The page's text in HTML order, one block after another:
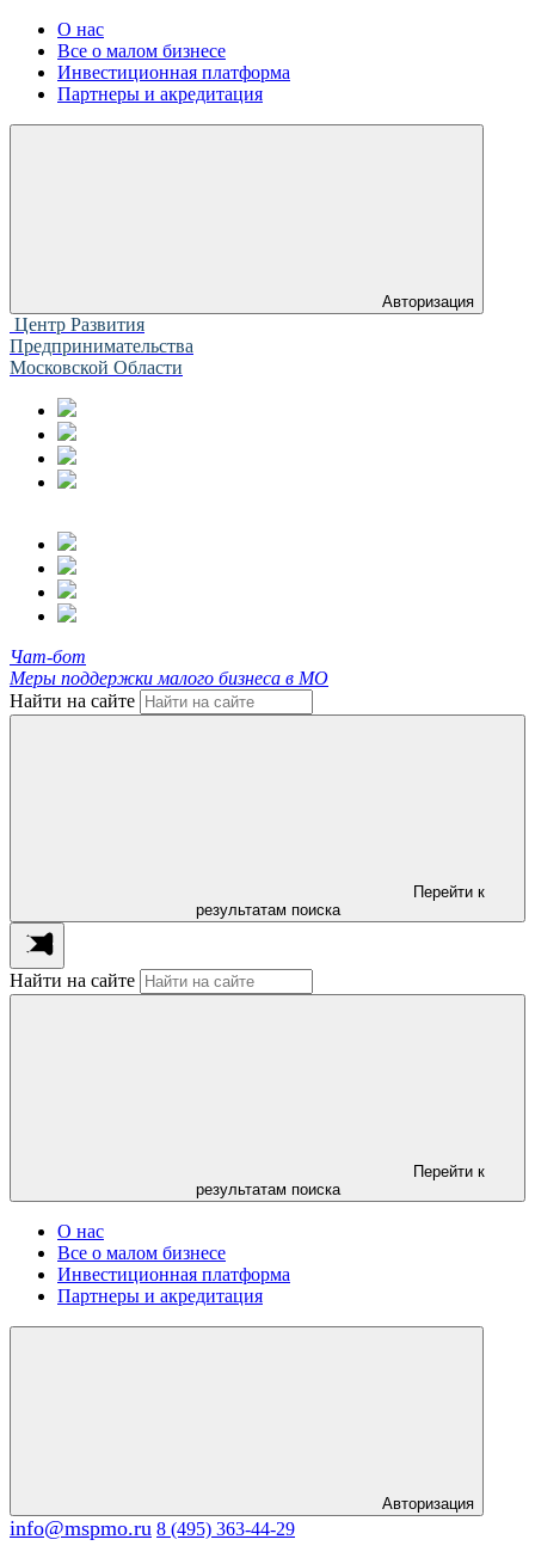
О нас
Все о малом бизнесе
Инвестиционная платформа
Партнеры и акредитация
Авторизация
Центр Развития
Предпринимательства
Московской Области
Чат-бот
Меры поддержки малого бизнеса в МО
Найти на сайте
Перейти к
результатам поиска
Найти на сайте
Перейти к
результатам поиска
О нас
Все о малом бизнесе
Инвестиционная платформа
Партнеры и акредитация
Авторизация
info@mspmo.ru 8 (495) 363-44-29